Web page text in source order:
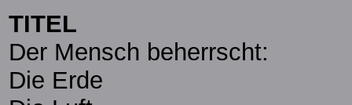
TITEL
Der Mensch beherrscht:
Die Erde